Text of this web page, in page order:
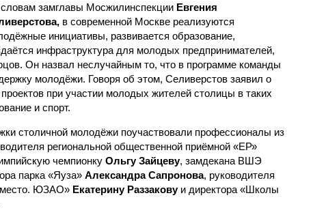
замглавы Мосжилинспекции Евгения
в современной Москве реализуются
инициативы, развивается образование,
инфраструктура для молодых предпринимателей,
Он назвал неслучайным то, что в программе команды
молодёжи. Говоря об этом, Селиверстов заявил о
при участии молодых жителей столицы в таких
и спорт.
столичной молодёжи поучаствовали профессионалы из
региональной общественной приёмной «ЕР»
чемпионку Ольгу Зайцеву, замдекана ВШЭ
парка «Яуза» Александра Сапронова, руководителя
место. ЮЗАО» Екатерину Раззаковуи директора «Школы